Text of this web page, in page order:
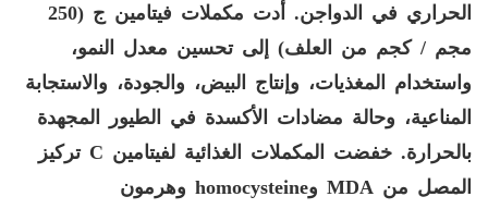
الحراري في الدواجن. أدت مكملات فيتامين ج (250
مجم / كجم من العلف) إلى تحسين معدل النمو،
واستخدام المغذيات، وإنتاج البيض، والجودة، والاستجابة
المناعية، وحالة مضادات الأكسدة في الطيور المجهدة
بالحرارة. خفضت المكملات الغذائية لفيتامين C تركيز
المصل من MDA وHomocysteine ​​وهرمون